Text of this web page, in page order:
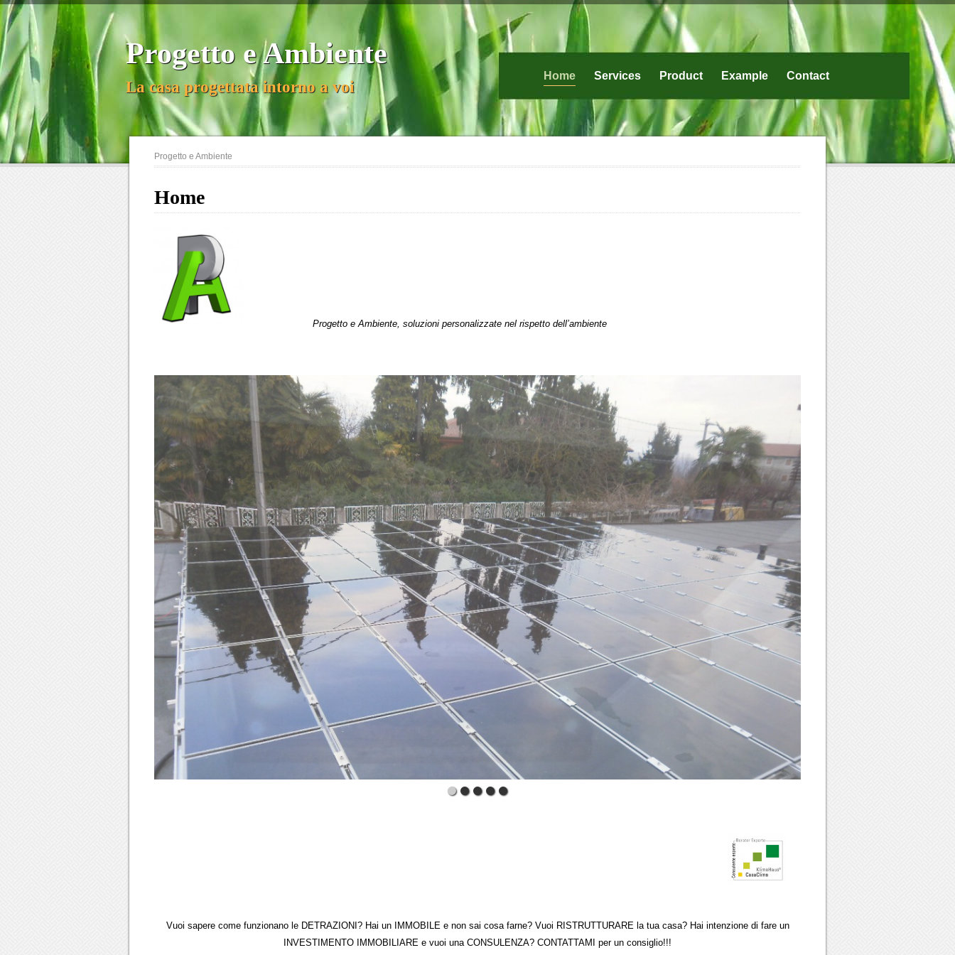
Progetto e Ambiente
La casa progettata intorno a voi
Home Services Product Example Contact
Progetto e Ambiente
Home
Progetto e Ambiente, soluzioni personalizzate nel rispetto dell’ambiente
Vuoi sapere come funzionano le DETRAZIONI? Hai un IMMOBILE e non sai cosa farne? Vuoi RISTRUTTURARE la tua casa? Hai intenzione di fare un
INVESTIMENTO IMMOBILIARE e vuoi una CONSULENZA? CONTATTAMI per un consiglio!!!